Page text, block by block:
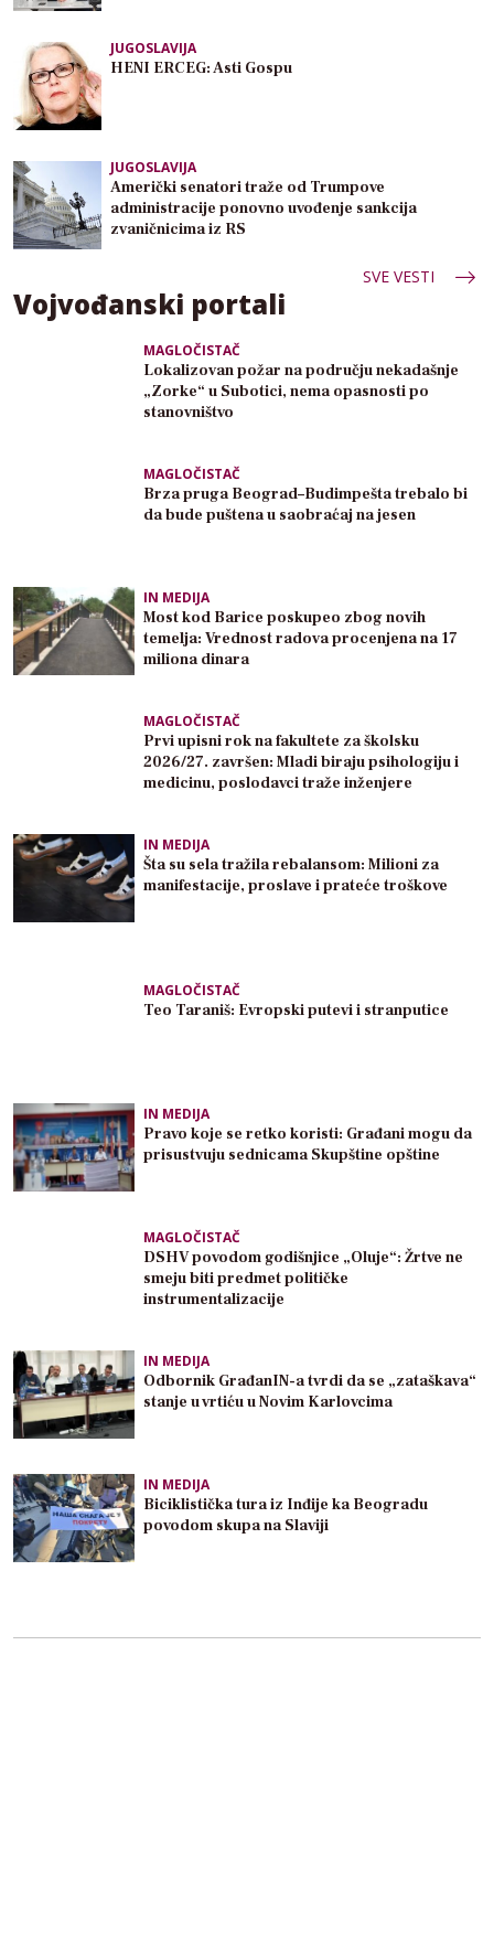
JUGOSLAVIJA
HENI ERCEG: Asti Gospu
JUGOSLAVIJA
Američki senatori traže od Trumpove
administracije ponovno uvođenje sankcija
zvaničnicima iz RS
SVE VESTI
Vojvođanski portali
MAGLOČISTAČ
Lokalizovan požar na području nekadašnje
„Zorke“ u Subotici, nema opasnosti po
stanovništvo
MAGLOČISTAČ
Brza pruga Beograd–Budimpešta trebalo bi
da bude puštena u saobraćaj na jesen
IN MEDIJA
Most kod Barice poskupeo zbog novih
temelja: Vrednost radova procenjena na 17
miliona dinara
MAGLOČISTAČ
Prvi upisni rok na fakultete za školsku
2026/27. završen: Mladi biraju psihologiju i
medicinu, poslodavci traže inženjere
IN MEDIJA
Šta su sela tražila rebalansom: Milioni za
manifestacije, proslave i prateće troškove
MAGLOČISTAČ
Teo Taraniš: Evropski putevi i stranputice
IN MEDIJA
Pravo koje se retko koristi: Građani mogu da
prisustvuju sednicama Skupštine opštine
MAGLOČISTAČ
DSHV povodom godišnjice „Oluje“: Žrtve ne
smeju biti predmet političke
instrumentalizacije
IN MEDIJA
Odbornik GrađanIN-a tvrdi da se „zataškava“
stanje u vrtiću u Novim Karlovcima
IN MEDIJA
Biciklistička tura iz Inđije ka Beogradu
povodom skupa na Slaviji